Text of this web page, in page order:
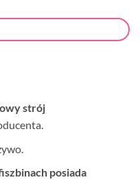
strój
posiada